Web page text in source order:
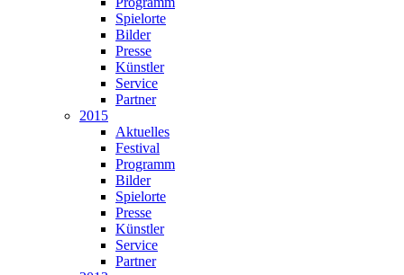
Spielorte
Bilder
Presse
Künstler
Service
Partner
2015
Aktuelles
Festival
Programm
Bilder
Spielorte
Presse
Künstler
Service
Partner